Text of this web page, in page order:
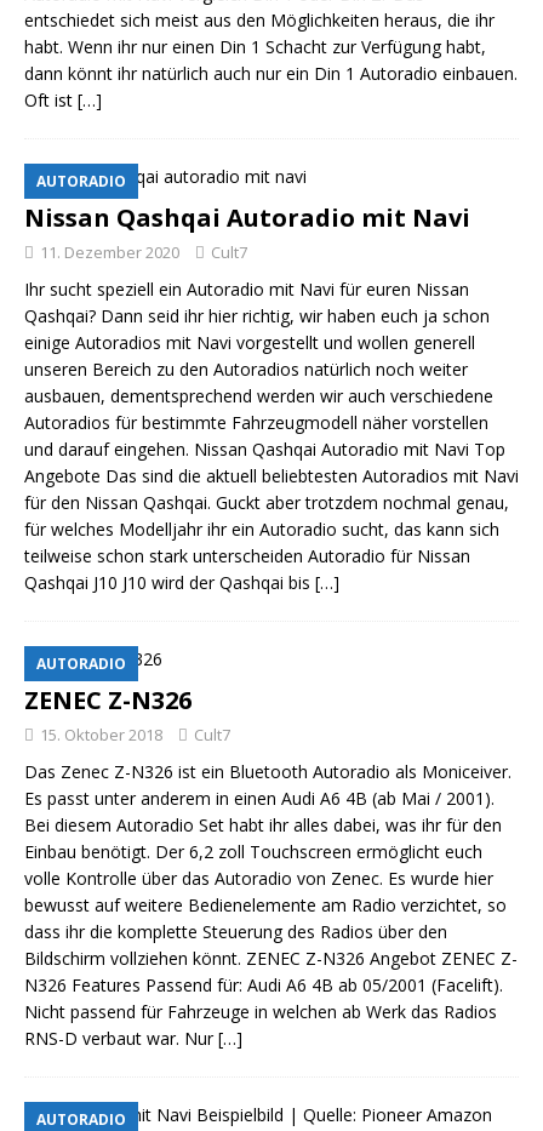
entschiedet sich meist aus den Möglichkeiten heraus, die ihr
habt. Wenn ihr nur einen Din 1 Schacht zur Verfügung habt,
dann könnt ihr natürlich auch nur ein Din 1 Autoradio einbauen.
Oft ist […]
AUTORADIO
Nissan Qashqai Autoradio mit Navi
11. Dezember 2020 Cult7
Ihr sucht speziell ein Autoradio mit Navi für euren Nissan
Qashqai? Dann seid ihr hier richtig, wir haben euch ja schon
einige Autoradios mit Navi vorgestellt und wollen generell
unseren Bereich zu den Autoradios natürlich noch weiter
ausbauen, dementsprechend werden wir auch verschiedene
Autoradios für bestimmte Fahrzeugmodell näher vorstellen
und darauf eingehen. Nissan Qashqai Autoradio mit Navi Top
Angebote Das sind die aktuell beliebtesten Autoradios mit Navi
für den Nissan Qashqai. Guckt aber trotzdem nochmal genau,
für welches Modelljahr ihr ein Autoradio sucht, das kann sich
teilweise schon stark unterscheiden Autoradio für Nissan
Qashqai J10 J10 wird der Qashqai bis […]
AUTORADIO
ZENEC Z-N326
15. Oktober 2018 Cult7
Das Zenec Z-N326 ist ein Bluetooth Autoradio als Moniceiver.
Es passt unter anderem in einen Audi A6 4B (ab Mai / 2001).
Bei diesem Autoradio Set habt ihr alles dabei, was ihr für den
Einbau benötigt. Der 6,2 zoll Touchscreen ermöglicht euch
volle Kontrolle über das Autoradio von Zenec. Es wurde hier
bewusst auf weitere Bedienelemente am Radio verzichtet, so
dass ihr die komplette Steuerung des Radios über den
Bildschirm vollziehen könnt. ZENEC Z-N326 Angebot ZENEC Z-
N326 Features Passend für: Audi A6 4B ab 05/2001 (Facelift).
Nicht passend für Fahrzeuge in welchen ab Werk das Radios
RNS-D verbaut war. Nur[…]
AUTORADIO